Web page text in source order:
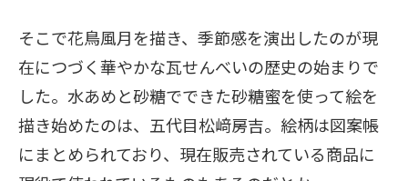
そこで花鳥風月を描き、季節感を演出したのが現
在につづく華やかな瓦せんべいの歴史の始まりで
した。水あめと砂糖でできた砂糖蜜を使って絵を
描き始めたのは、五代目松﨑房吉。絵柄は図案帳
にまとめられており、現在販売されている商品に